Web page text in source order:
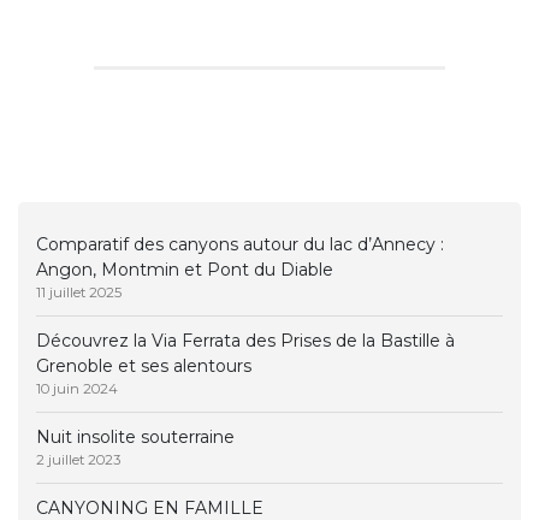
Comparatif des canyons autour du lac d’Annecy :
Angon, Montmin et Pont du Diable
11 juillet 2025
Découvrez la Via Ferrata des Prises de la Bastille à
Grenoble et ses alentours
10 juin 2024
Nuit insolite souterraine
2 juillet 2023
CANYONING EN FAMILLE